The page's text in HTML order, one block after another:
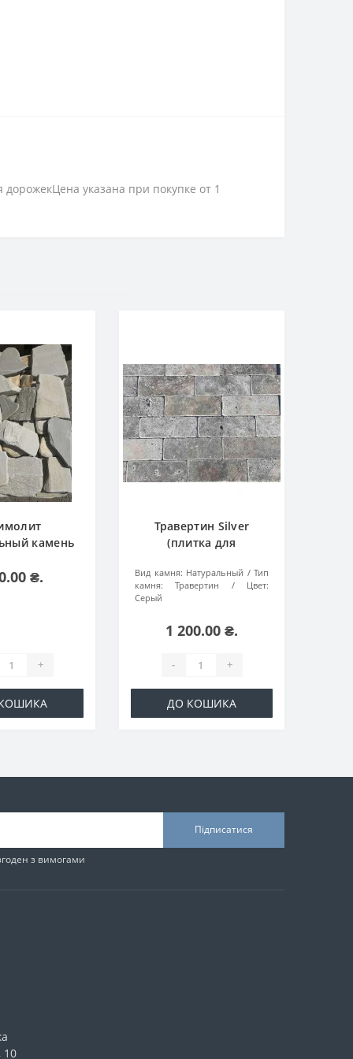
указана при покупке от 1
камень
₴.
+
Травертин Silver
(плитка для
Вид камня: Натуральный
Тип
камня:
Травертин
Цвет:
Серый
1 200.00 ₴.
- +
ДО КОШИКА
Підписатися
з вимогами
10